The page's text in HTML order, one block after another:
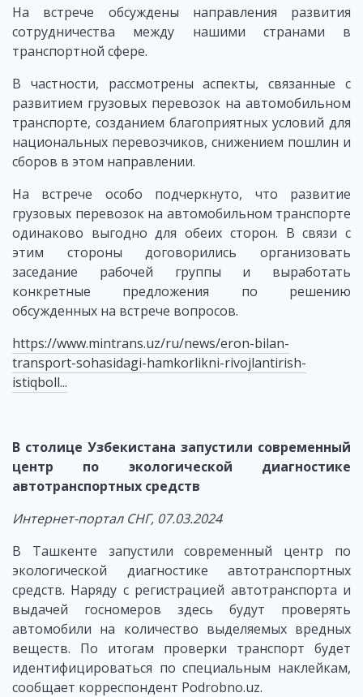
На встрече обсуждены направления развития
сотрудничества между нашими странами в
транспортной сфере.
В частности, рассмотрены аспекты, связанные с
развитием грузовых перевозок на автомобильном
транспорте, созданием благоприятных условий для
национальных перевозчиков, снижением пошлин и
сборов в этом направлении.
На встрече особо подчеркнуто, что развитие
грузовых перевозок на автомобильном транспорте
одинаково выгодно для обеих сторон. В связи с
этим стороны договорились организовать
заседание рабочей группы и выработать
конкретные предложения по решению
обсужденных на встрече вопросов.
https://www.mintrans.uz/ru/news/eron-bilan-
transport-sohasidagi-hamkorlikni-rivojlantirish-
istiqboll...
В столице Узбекистана запустили современный
центр по экологической диагностике
автотранспортных средств
Интернет-портал СНГ, 07.03.2024
В Ташкенте запустили современный центр по
экологической диагностике автотранспортных
средств. Наряду с регистрацией автотранспорта и
выдачей госномеров здесь будут проверять
автомобили на количество выделяемых вредных
веществ. По итогам проверки транспорт будет
идентифицироваться по специальным наклейкам,
сообщает корреспондент Podrobno.uz.